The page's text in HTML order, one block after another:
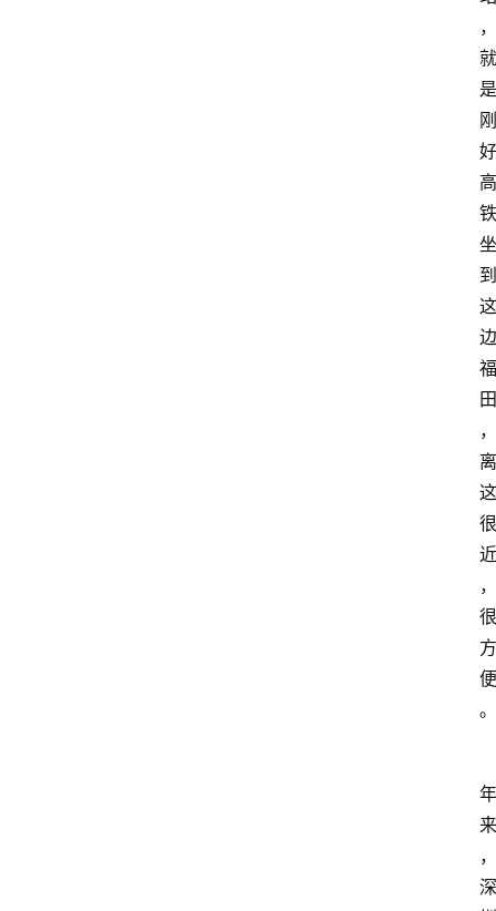
，
就
是
刚
好
高
铁
坐
到
这
边
福
田
，
离
这
很
近
，
很
方
便
。
年
来
，
深